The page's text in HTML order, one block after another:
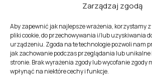
Zarządzaj zgodą
Aby zapewnić jak najlepsze wrażenia, korzystamy
pliki cookie, do przechowywania i/lub uzyskiwania
urządzeniu. Zgoda na te technologie pozwoli nam
jak zachowanie podczas przeglądania lub
stronie. Brak wyrażenia zgody lub wycofanie zgody
wpłynąć na niektóre cechy i funkcje.
Polityka prywatności
Mapa strony
Polityka plików cookies (EU)
Zakres tematyczny
RSS